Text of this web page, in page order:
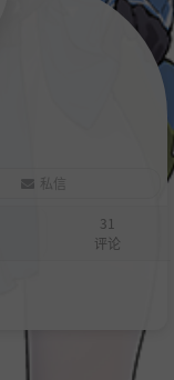
私信
31
评论